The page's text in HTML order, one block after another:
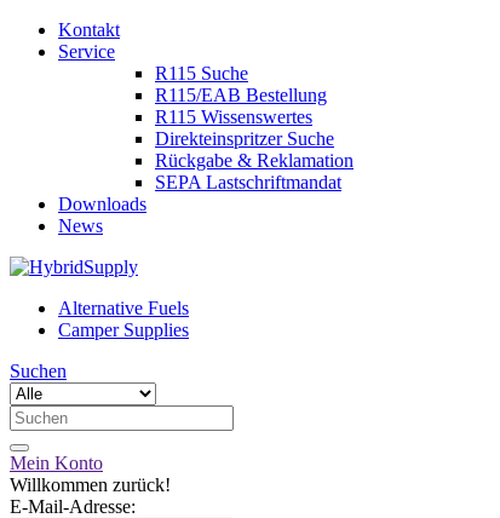
Kontakt
Service
R115 Suche
R115/EAB Bestellung
R115 Wissenswertes
Direkteinspritzer Suche
Rückgabe & Reklamation
SEPA Lastschriftmandat
Downloads
News
Alternative Fuels
Camper Supplies
Suchen
Mein Konto
Willkommen zurück!
E-Mail-Adresse: